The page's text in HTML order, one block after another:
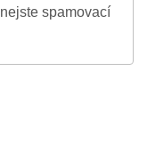
spamovací